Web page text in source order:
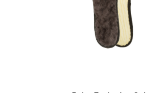
Calienta el pie incluso con